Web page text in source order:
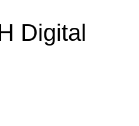
Digital